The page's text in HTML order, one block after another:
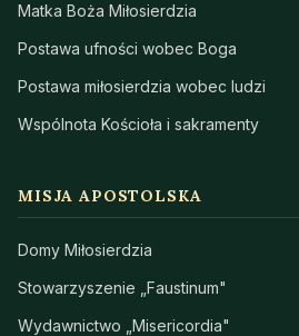
Matka Boża Miłosierdzia
Postawa ufności wobec Boga
Postawa miłosierdzia wobec ludzi
Wspólnota Kościoła i sakramenty
MISJA APOSTOLSKA
Domy Miłosierdzia
Stowarzyszenie „Faustinum"
Wydawnictwo „Misericordia"